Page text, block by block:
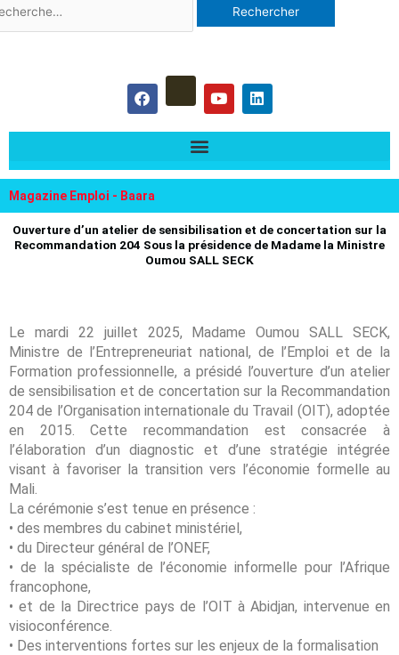
:
F
a
c
e
o
Y
o
u
t
e
L
i
n
k
i
Magazine Emploi - Baara
Ouverture d’un atelier de sensibilisation et de concertation sur la
Recommandation 204 Sous la présidence de Madame la Ministre
Oumou SALL SECK
Le mardi 22 juillet 2025, Madame Oumou SALL SECK,
Ministre de l’Entrepreneuriat national, de l’Emploi et de la
Formation professionnelle, a présidé l’ouverture d’un atelier
de sensibilisation et de concertation sur la Recommandation
204 de l’Organisation internationale du Travail (OIT), adoptée
en 2015. Cette recommandation est consacrée à
l’élaboration d’un diagnostic et d’une stratégie intégrée
visant à favoriser la transition vers l’économie formelle au
Mali.
La cérémonie s’est tenue en présence :
• des membres du cabinet ministériel,
• du Directeur général de l’ONEF,
• de la spécialiste de l’économie informelle pour l’Afrique
francophone,
• et de la Directrice pays de l’OIT à Abidjan, intervenue en
visioconférence.
• Des interventions fortes sur les enjeux de la formalisation